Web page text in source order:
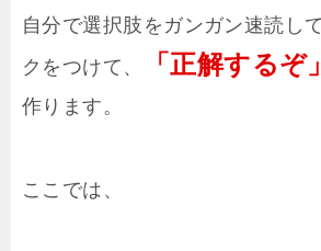
自分で選択肢をガンガン速読し
クをつけて、
「正解するぞ」
作ります。
ここでは、